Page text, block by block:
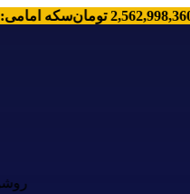
سکه :
2,562,998,360 تومان
روشن تر از